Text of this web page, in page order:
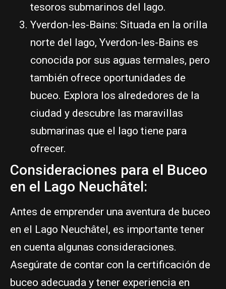
tesoros submarinos del lago.
Yverdon-les-Bains: Situada en la orilla
norte del lago, Yverdon-les-Bains es
conocida por sus aguas termales, pero
también ofrece oportunidades de
buceo. Explora los alrededores de la
ciudad y descubre las maravillas
submarinas que el lago tiene para
ofrecer.
Consideraciones para el Buceo
en el Lago Neuchâtel:
Antes de emprender una aventura de buceo
en el Lago Neuchâtel, es importante tener
en cuenta algunas consideraciones.
Asegúrate de contar con la certificación de
buceo adecuada y tener experiencia en